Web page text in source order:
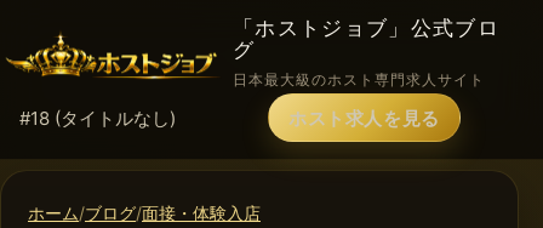
「ホストジョブ」公式ブロ
グ
日本最大級のホスト専門求人サイト
#18 (タイトルなし) ホスト求人を見る
ホーム ブログ 面接・体験入店